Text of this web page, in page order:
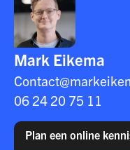
Mark Eikema
06 24 20 75 11
Plan een online